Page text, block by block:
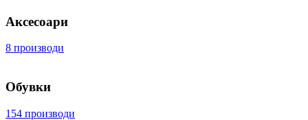
Аксесоари
8 производи
Обувки
154 производи